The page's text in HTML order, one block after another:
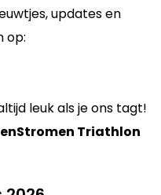
updates en
op:
leuk als je ons tagt!
Triathlon